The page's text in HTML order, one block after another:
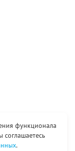
функционала
соглашаетесь
.